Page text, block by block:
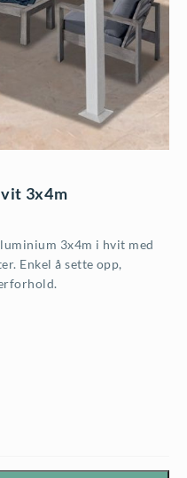
3x4m
3x4m i hvit med
Enkel å sette opp,